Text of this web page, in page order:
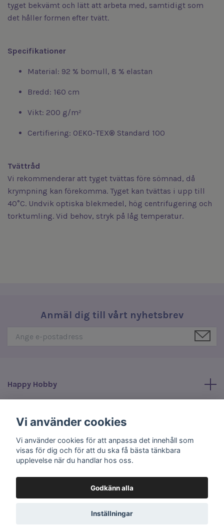
tyget bekvämt och lätt att arbeta med, samtidigt som
det håller formen efter tvätt.
Specifikationer
Material: 92 % bomull, 8 % elastan
Bredd: 160 cm
Vikt: 200 g/m²
Certifiering: OEKO-TEX® Standard 100
Tvättråd
Vi rekommenderar att tyget tvättas före sömnad, då
krympning kan förekomma. Tyget kan tvättas i upp till
40°C. Undvik optiska blekmedel, hög centrifugering och
torktumling. Vid behov, stryk på låg temperatur.
Anmäl dig till vårt nyhetsbrev
Happy Hobby
Sociala medier
© 2026 Happy Hobby
Vi använder cookies
Vi använder cookies för att anpassa det innehåll som
visas för dig och för att du ska få bästa tänkbara
upplevelse när du handlar hos oss.
Godkänn alla
Inställningar